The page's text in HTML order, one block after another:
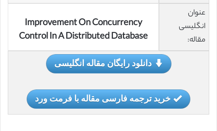
عنوان
انگلیسی
مقاله:
Improvement On Concurrency
Control In A Distributed Database
دانلود رایگان مقاله انگلیسی
خرید ترجمه فارسی مقاله با فرمت ورد